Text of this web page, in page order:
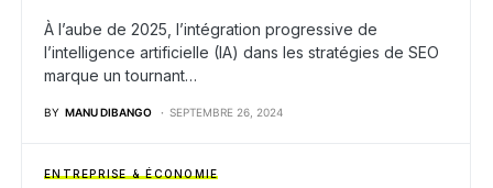
À l’aube de 2025, l’intégration progressive de
l’intelligence artificielle (IA) dans les stratégies de SEO
marque un tournant…
BY MANU DIBANGO SEPTEMBRE 26, 2024
ENTREPRISE & ÉCONOMIE